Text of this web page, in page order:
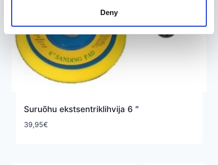
Deny
Suruõhu ekstsentriklihvija 6 ″
39,95€